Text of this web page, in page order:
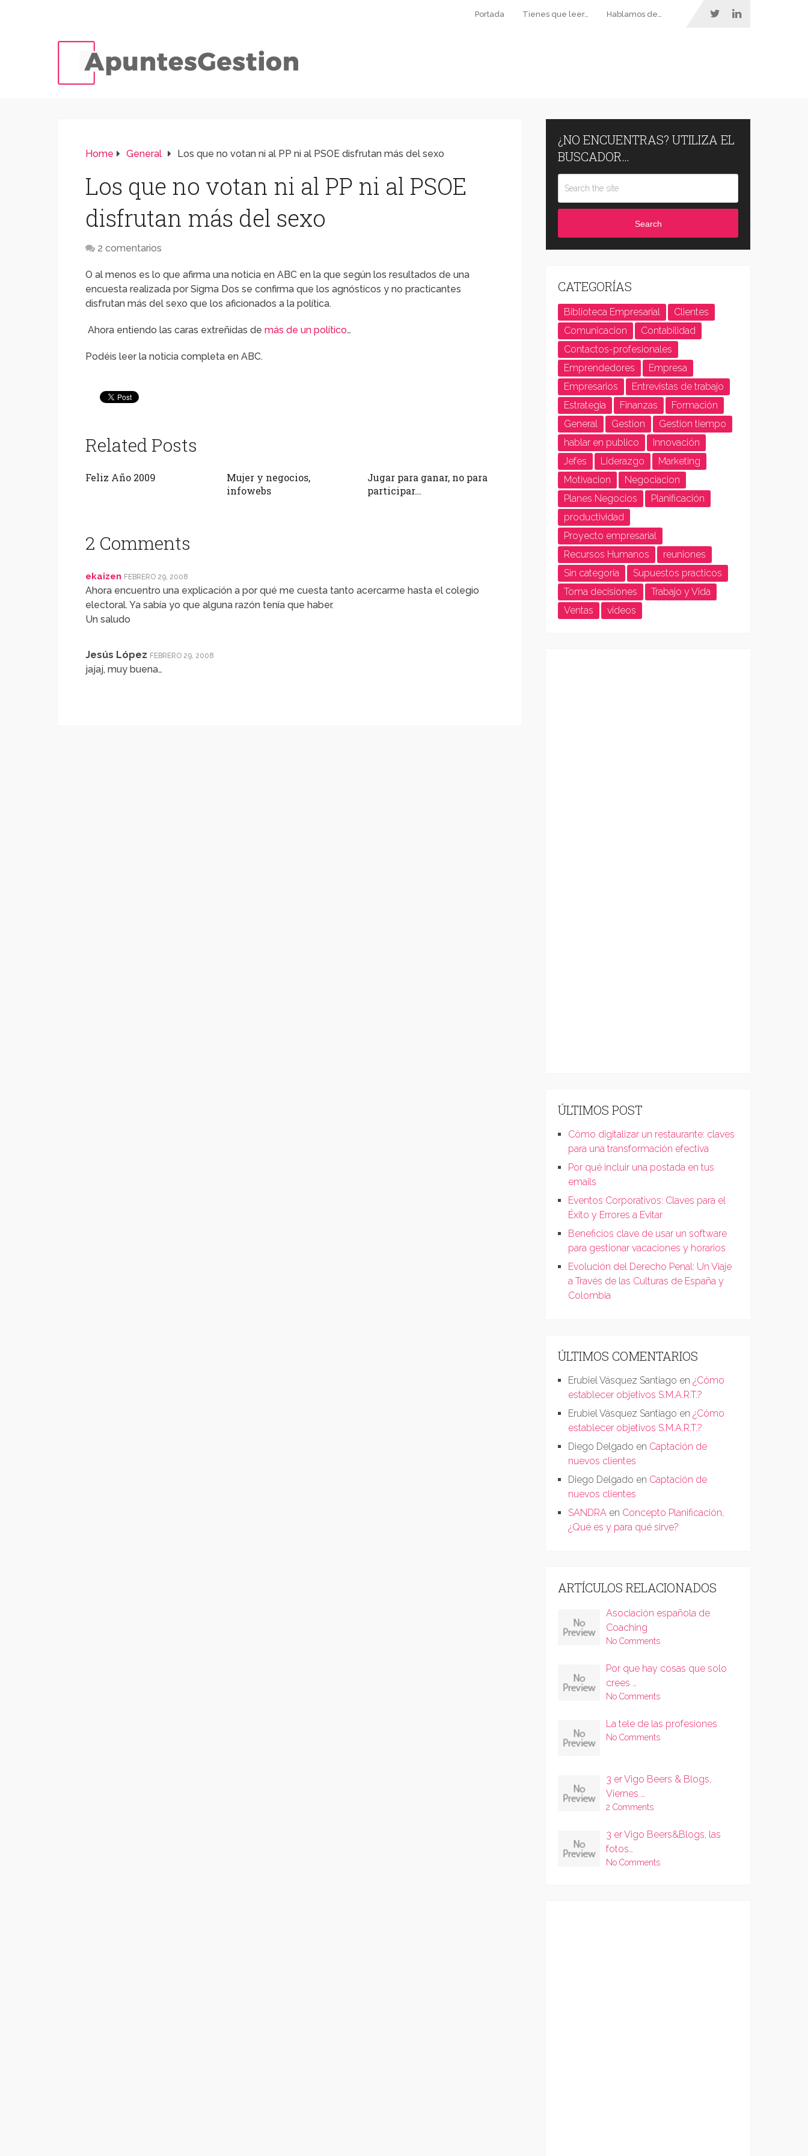
Portada Tienes que leer… Hablamos de…
Home General Los que no votan ni al PP ni al PSOE disfrutan más del sexo
Los que no votan ni al PP ni al PSOE
disfrutan más del sexo
2 comentarios
O al menos es lo que afirma una noticia en ABC en la que según los resultados de una
encuesta realizada por Sigma Dos se confirma que los agnósticos y no practicantes
disfrutan más del sexo que los aficionados a la política.
Ahora entiendo las caras extreñidas de más de un político…
Podéis leer la noticia completa en ABC.
Related Posts
Feliz Año 2009
Mujer y negocios,
infowebs
Jugar para ganar, no para
participar…
2 Comments
ekaizen FEBRERO 29, 2008
Ahora encuentro una explicación a por qué me cuesta tanto acercarme hasta el colegio
electoral. Ya sabía yo que alguna razón tenía que haber.
Un saludo
Jesús López FEBRERO 29, 2008
jajaj, muy buena…
¿NO ENCUENTRAS? UTILIZA EL
BUSCADOR…
Search
CATEGORÍAS
Biblioteca Empresarial
Clientes
Comunicacion
Contabilidad
Contactos-profesionales
Emprendedores
Empresa
Empresarios
Entrevistas de trabajo
Estrategia
Finanzas
Formación
General
Gestion
Gestion tiempo
hablar en publico
Innovación
Jefes
Liderazgo
Marketing
Motivacion
Negociacion
Planes Negocios
Planificación
productividad
Proyecto empresarial
Recursos Humanos
reuniones
Sin categoría
Supuestos practicos
Toma decisiones
Trabajo y Vida
Ventas
videos
ÚLTIMOS POST
Cómo digitalizar un restaurante: claves
para una transformación efectiva
Por qué incluir una postada en tus
emails
Eventos Corporativos: Claves para el
Éxito y Errores a Evitar
Beneficios clave de usar un software
para gestionar vacaciones y horarios
Evolución del Derecho Penal: Un Viaje
a Través de las Culturas de España y
Colombia
ÚLTIMOS COMENTARIOS
Erubiel Vásquez Santiago en¿Cómo
establecer objetivos S.M.A.R.T.?
Erubiel Vásquez Santiago en¿Cómo
establecer objetivos S.M.A.R.T.?
Diego Delgado en Captación de
nuevos clientes
Diego Delgado en Captación de
nuevos clientes
SANDRA en Concepto Planificación,
¿Qué es y para qué sirve?
ARTÍCULOS RELACIONADOS
Asociación española de
Coaching
No Comments
Por que hay cosas que solo
crees …
No Comments
La tele de las profesiones
No Comments
3 er Vigo Beers & Blogs,
Viernes …
2 Comments
3 er Vigo Beers&Blogs, las
fotos…
No Comments